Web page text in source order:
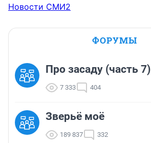
Новости СМИ2
ФОРУМЫ
Про засаду (часть 7)
7 333 404
Зверьё моё
189 837 332